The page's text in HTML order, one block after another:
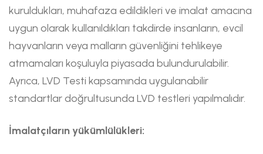
kuruldukları, muhafaza edildikleri ve imalat amacına
uygun olarak kullanıldıkları takdirde insanların, evcil
hayvanların veya malların güvenliğini tehlikeye
atmamaları koşuluyla piyasada bulundurulabilir.
Ayrıca, LVD Testi kapsamında uygulanabilir
standartlar doğrultusunda LVD testleri yapılmalıdır.
İmalatçıların yükümlülükleri: